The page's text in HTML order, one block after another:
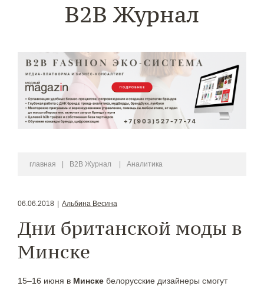
B2B Журнал
главная B2B Журнал Аналитика
06.06.2018 Альбина Весина
Дни британской моды в
Минске
15–16 июня в Минске белорусские дизайнеры смогут